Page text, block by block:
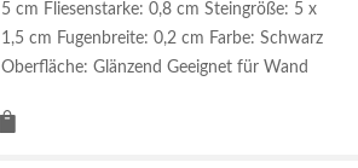
5 cm Fliesenstarke: 0,8 cm Steingröße: 5 x
1,5 cm Fugenbreite: 0,2 cm Farbe: Schwarz
Oberfläche: Glänzend Geeignet für Wand